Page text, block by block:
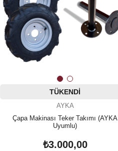
TÜKENDI
AYKA
Çapa Makinası Teker Takımı (AYKA
Uyumlu)
₺3.000,00